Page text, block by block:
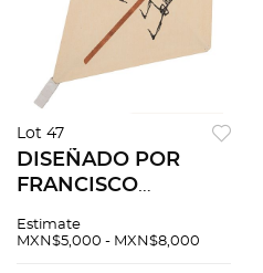
Lot 47
DISEÑADO POR
FRANCISCO
Sin firma. Esténcil y
Estimate
MXN$5,000 - MXN$8,000